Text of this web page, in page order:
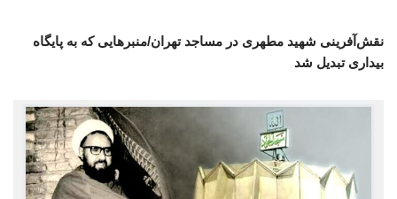
نقش‌آفرینی شهید مطهری در مساجد تهران/منبرهایی که به پایگاه
بیداری تبدیل شد